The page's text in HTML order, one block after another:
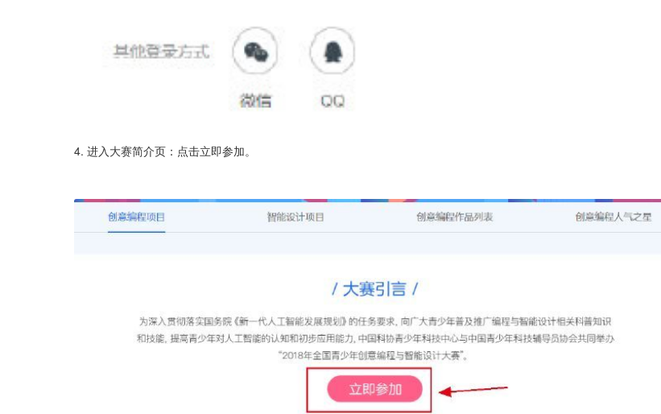
4. 进入大赛简介页：点击立即参加。